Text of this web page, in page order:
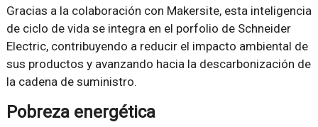
Gracias a la colaboración con Makersite, esta inteligencia
de ciclo de vida se integra en el porfolio de Schneider
Electric, contribuyendo a reducir el impacto ambiental de
sus productos y avanzando hacia la descarbonización de
la cadena de suministro.
Pobreza energética